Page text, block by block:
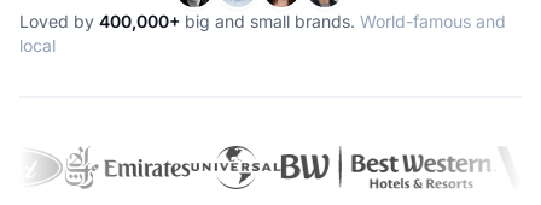
Loved by 400,000+ big and small brands. World-famous and
local